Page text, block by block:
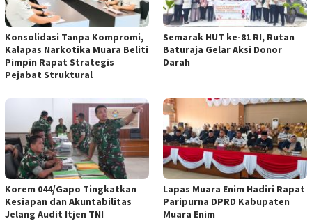
Konsolidasi Tanpa Kompromi,
Kalapas Narkotika Muara Beliti
Pimpin Rapat Strategis
Pejabat Struktural
Semarak HUT ke-81 RI, Rutan
Baturaja Gelar Aksi Donor
Darah
Korem 044/Gapo Tingkatkan
Kesiapan dan Akuntabilitas
Jelang Audit Itjen TNI
Lapas Muara Enim Hadiri Rapat
Paripurna DPRD Kabupaten
Muara Enim